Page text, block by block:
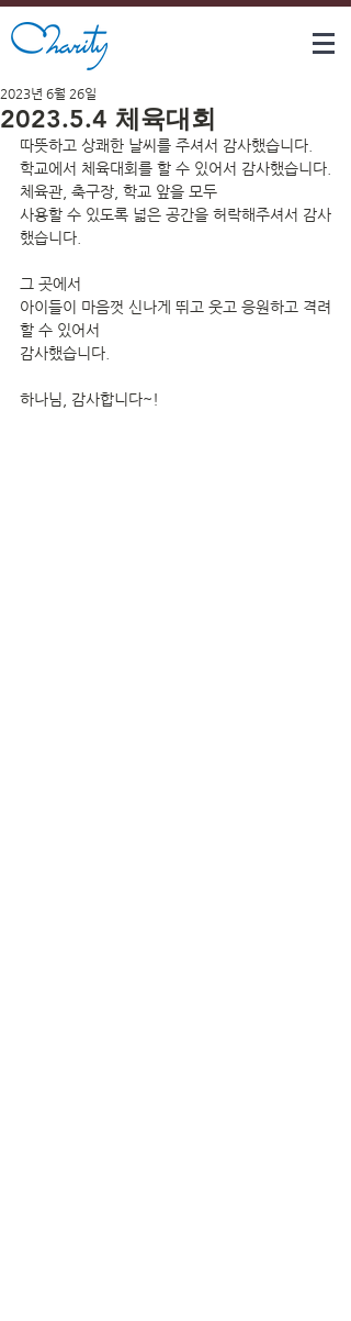
2023.5.4 체육대회
2023년 6월 26일
따뜻하고 상쾌한 날씨를 주셔서 감사했습니다.
학교에서 체육대회를 할 수 있어서 감사했습니다.
체육관, 축구장, 학교 앞을 모두
사용할 수 있도록 넓은 공간을 허락해주셔서 감사
했습니다.
그 곳에서
아이들이 마음껏 신나게 뛰고 웃고 응원하고 격려
할 수 있어서
감사했습니다.
하나님, 감사합니다~!